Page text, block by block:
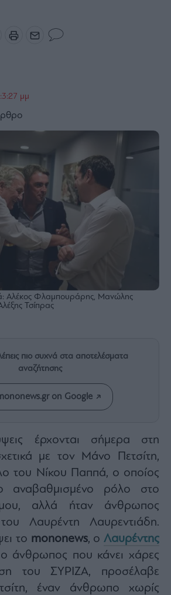
μμ
Αλέκος Φλαμπουράρης, Μανώλης
Τσίπρας
πιο συχνά στα αποτελέσματα
αναζήτησης
on Google
έρχονται σήμερα στη
με τον Μάνο Πετσίτη,
του Νίκου Παππά, ο οποίος
αναβαθμισμένο ρόλο στο
αλλά ήταν άνθρωπος
Λαυρέντη Λαυρεντιάδη.
το mononews, oΛαυρέντης
άνθρωπος που κάνει χάρες
του ΣΥΡΙΖΑ, προσέλαβε
έναν άνθρωπο χωρίς